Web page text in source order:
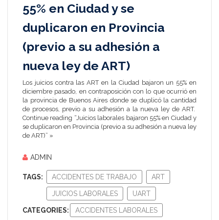
55% en Ciudad y se
duplicaron en Provincia
(previo a su adhesión a
nueva ley de ART)
Los juicios contra las ART en la Ciudad bajaron un 55% en
diciembre pasado, en contraposición con lo que ocurrió en
la provincia de Buenos Aires donde se duplicó la cantidad
de procesos, previo a su adhesión a la nueva ley de ART.
Continue reading “Juicios laborales bajaron 55% en Ciudad y
se duplicaron en Provincia (previo a su adhesión a nueva ley
de ART)” »
ADMIN
TAGS: ACCIDENTES DE TRABAJO ART
JUICIOS LABORALES UART
CATEGORIES: ACCIDENTES LABORALES